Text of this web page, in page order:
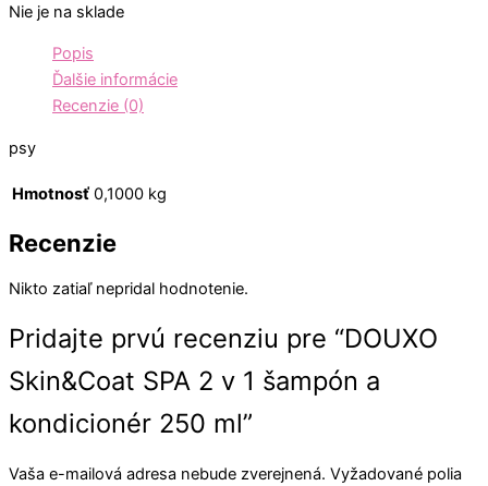
Nie je na sklade
Popis
Ďalšie informácie
Recenzie (0)
psy
Hmotnosť 0,1000 kg
Recenzie
Nikto zatiaľ nepridal hodnotenie.
Pridajte prvú recenziu pre “DOUXO
Skin&Coat SPA 2 v 1 šampón a
kondicionér 250 ml”
Vaša e-mailová adresa nebude zverejnená. Vyžadované polia